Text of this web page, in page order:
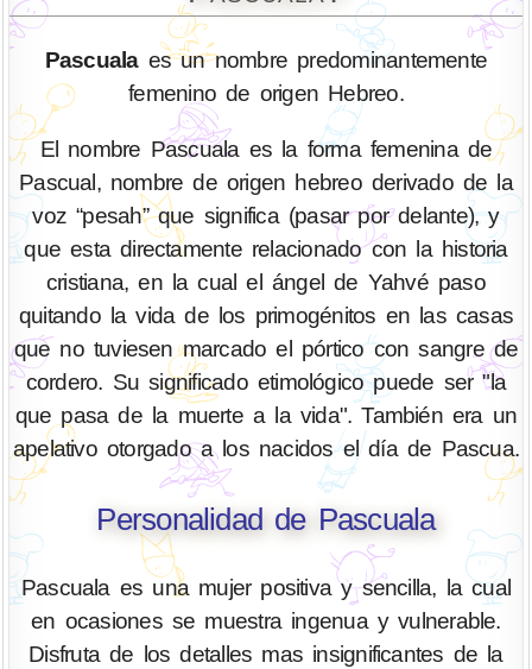
Pascualaes un nombre predominantemente
femenino de origen Hebreo.
El nombre Pascuala es la forma femenina de
Pascual, nombre de origen hebreo derivado de la
voz “pesah” que significa (pasar por delante), y
que esta directamente relacionado con la historia
cristiana, en la cual el ángel de Yahvé paso
quitando la vida de los primogénitos en las casas
que no tuviesen marcado el pórtico con sangre de
cordero. Su significado etimológico puede ser "la
que pasa de la muerte a la vida". También era un
apelativo otorgado a los nacidos el día de Pascua.
Personalidad de Pascuala
Pascuala es una mujer positiva y sencilla, la cual
en ocasiones se muestra ingenua y vulnerable.
Disfruta de los detalles mas insignificantes de la